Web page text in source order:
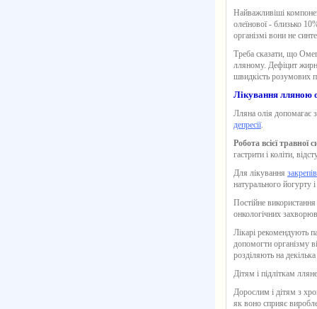
Найважливіші
олеїнової - близько
організмі вони не
Треба сказати, що
лляному. Дефіцит
швидкість розумових
Лікування лляною
Лляна олія допомагає
депресії.
Робота всієї
гастрити і коліти,
Для лікування закрепів
натурального йогурту і
Постійне використання
онкологічних
Лікарі рекомендують
допомогти організму
розділяють на
Дітям і підліткам
Дорослим і дітям з
як воно сприяє